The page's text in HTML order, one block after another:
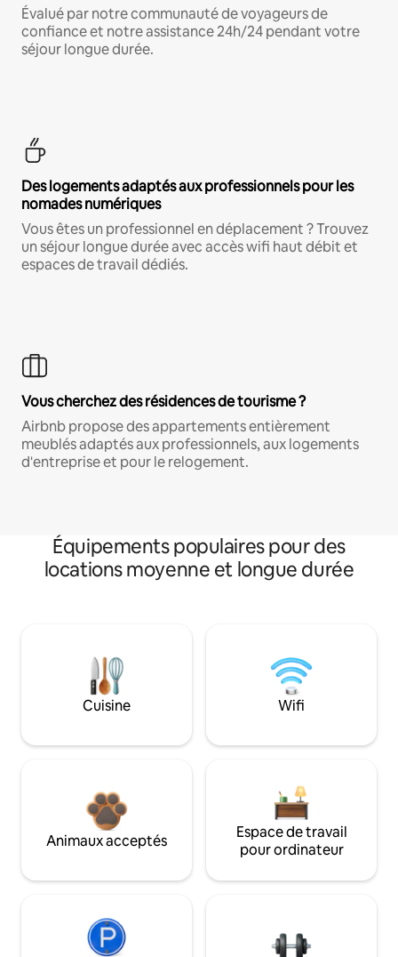
Évalué par notre communauté de voyageurs de
confiance et notre assistance 24h/24 pendant votre
séjour longue durée.
Des logements adaptés aux professionnels pour les
nomades numériques
Vous êtes un professionnel en déplacement ? Trouvez
un séjour longue durée avec accès wifi haut débit et
espaces de travail dédiés.
Vous cherchez des résidences de tourisme ?
Airbnb propose des appartements entièrement
meublés adaptés aux professionnels, aux logements
d'entreprise et pour le relogement.
Équipements populaires pour des
locations moyenne et longue durée
Cuisine Wifi
Animaux acceptés
Espace de travail
pour ordinateur